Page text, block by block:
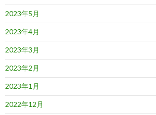
2023年5月
2023年4月
2023年3月
2023年2月
2023年1月
2022年12月